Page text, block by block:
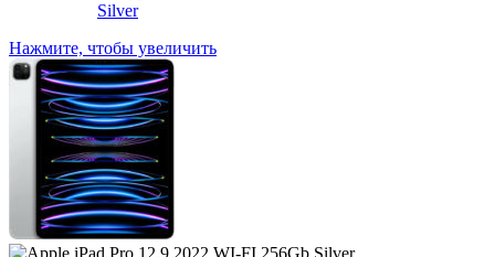
Нажмите, чтобы увеличить